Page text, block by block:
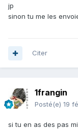
jp
sinon tu me les
Citer
1frangin
Posté(e) 19
si tu en as des pas